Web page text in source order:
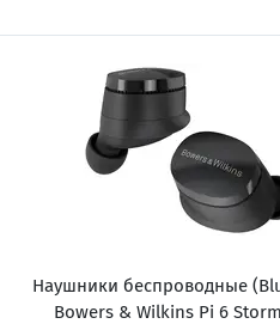
Наушники беспроводные
Bowers & Wilkins Pi 6